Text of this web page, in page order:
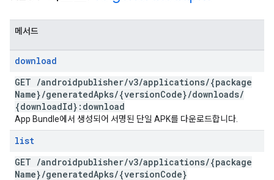
메서드
download
GET /androidpublisher/v3/applications/{package
Name}/generatedApks/{versionCode}/downloads/
{downloadId}:download
App Bundle에서 생성되어 서명된 단일 APK를 다운로드합니다.
list
GET /androidpublisher/v3/applications/{package
Name}/generatedApks/{versionCode}